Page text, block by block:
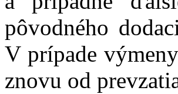
pôvodného
V prípade
znovu od